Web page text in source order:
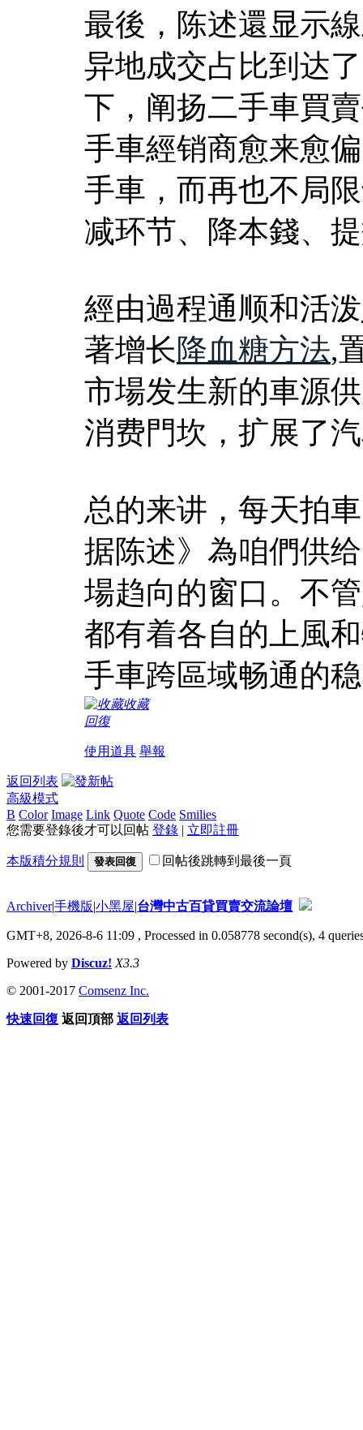
最後，陈述還显示
异地成交占比到达
下，阐扬二手車買
手車經销商愈来愈
手車，而再也不局
减环节、降本錢、
經由過程通顺和活泼
著增长降血糖方法,
市場发生新的車源
消费門坎，扩展了
总的来讲，每天拍
据陈述》為咱們供
場趋向的窗口。不
都有着各自的上風
手車跨區域畅通的
收藏
回復
使用道具 舉報
返回列表
高級模式
B Color Image Link Quote Code Smilies
您需要登錄後才可以回帖 登錄 | 立即註冊
本版積分規則 發表回復 回帖後跳轉到最後一頁
Archiver|手機版|小黑屋|台灣中古百貸買賣交流論壇
GMT+8, 2026-8-6 11:09 , Processed in 0.058778 second(s), 4
Powered by Discuz! X3.3
© 2001-2017 Comsenz Inc.
快速回復 返回頂部 返回列表